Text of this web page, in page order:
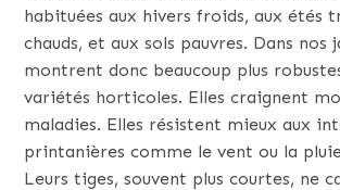
habituées aux hivers froids, aux étés
chauds, et aux sols pauvres. Dans nos
montrent donc beaucoup plus
variétés horticoles. Elles craignent
maladies. Elles résistent mieux aux
printanières comme le vent ou la
Leurs tiges, souvent plus courtes, ne